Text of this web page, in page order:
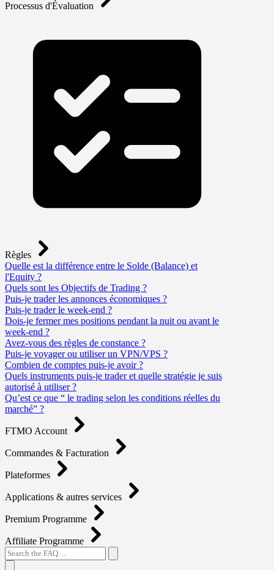
Processus d'Évaluation
Règles
Quelle est la différence entre le Solde (Balance) et
l'Equity ?
Quels sont les Objectifs de Trading ?
Puis-je trader les annonces économiques ?
Puis-je trader le week-end ?
Dois-je fermer mes positions pendant la nuit ou avant le
week-end ?
Avez-vous des règles de constance ?
Puis-je voyager ou utiliser un VPN/VPS ?
Combien de comptes puis-je avoir ?
Quels instruments puis-je trader et quelle stratégie je suis
autorisé à utiliser ?
Qu’est ce que “ le trading selon les conditions réelles du
marché” ?
FTMO Account
Commandes & Facturation
Plateformes
Applications & autres services
Premium Programme
Affiliate Programme